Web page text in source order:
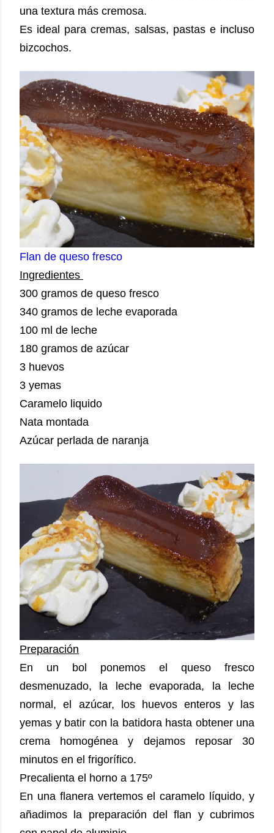
una textura más cremosa.
Es ideal para cremas, salsas, pastas e incluso
bizcochos.
Flan de queso fresco
Ingredientes
300 gramos de queso fresco
340 gramos de leche evaporada
100 ml de leche
180 gramos de azúcar
3 huevos
3 yemas
Caramelo liquido
Nata montada
Azúcar perlada de naranja
Preparación
En un bol ponemos el queso fresco
desmenuzado, la leche evaporada, la leche
normal, el azúcar, los huevos enteros y las
yemas y batir con la batidora hasta obtener una
crema homogénea y dejamos reposar 30
minutos en el frigorífico.
Precalienta el horno a 175º
En una flanera vertemos el caramelo líquido, y
añadimos la preparación del flan y cubrimos